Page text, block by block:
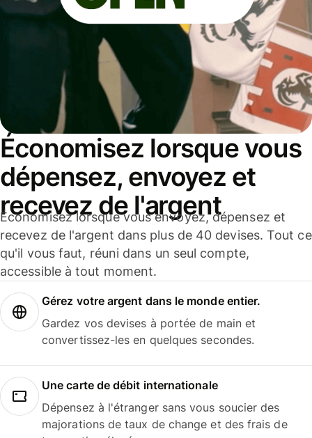
Économisez lorsque vous
dépensez, envoyez et
recevez de l'argent
Économisez lorsque vous envoyez, dépensez et
recevez de l'argent dans plus de 40 devises. Tout ce
qu'il vous faut, réuni dans un seul compte,
accessible à tout moment.
Gérez votre argent dans le monde entier.
Gardez vos devises à portée de main et
convertissez-les en quelques secondes.
Une carte de débit internationale
Dépensez à l'étranger sans vous soucier des
majorations de taux de change et des frais de